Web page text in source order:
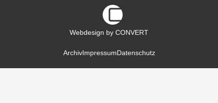
Webdesign by CONVERT
ArchivImpressum Datenschutz